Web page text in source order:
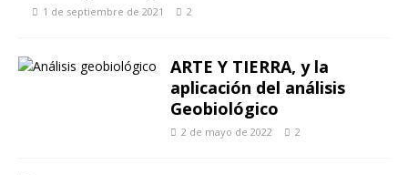
1 de septiembre de 2021 2
ARTE Y TIERRA, y la
aplicación del análisis
Geobiológico
2 de mayo de 2022 2